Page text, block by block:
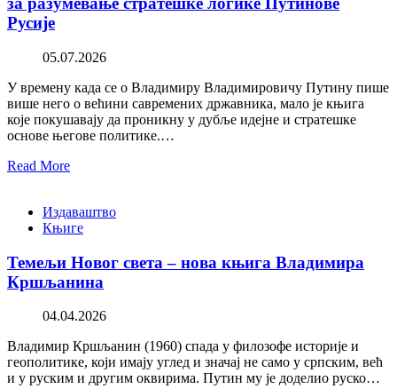
Русије
05.07.2026
У времену када се о Владимиру Владимировичу Путину пише
више него о већини савремених државника, мало је књига
које покушавају да проникну у дубље идејне и стратешке
основе његове политике.…
Read More
Издаваштво
Књиге
Темељи Новог света – нова књига Владимира
Кршљанина
04.04.2026
Владимир Кршљанин (1960) спада у филозофе историје и
геополитике, који имају углед и значај не само у српским, већ
и у руским и другим оквирима. Путин му је доделио руско…